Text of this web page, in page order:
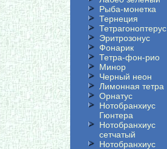
Рыба-монетка
Тернеция
Тетрагоноптерус
Эритрозонус
Фонарик
Тетра-фон-рио
Минор
Черный неон
Лимонная тетра
Орнатус
Нотобранхиус
Гюнтера
Нотобранхиус
сетчатый
Нотобранхиус